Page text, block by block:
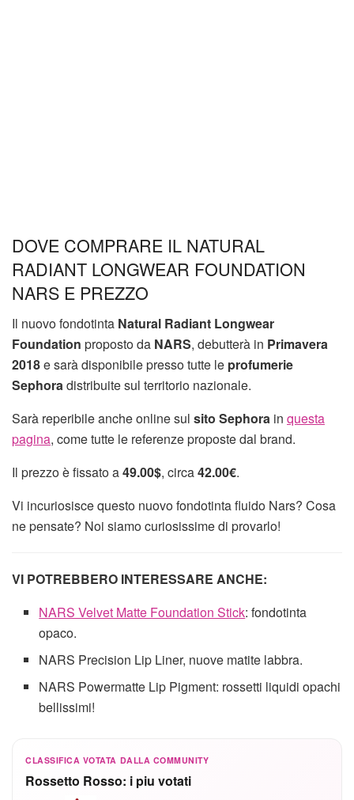
DOVE COMPRARE IL NATURAL
RADIANT LONGWEAR FOUNDATION
NARS E PREZZO
Il nuovo fondotinta Natural Radiant Longwear
Foundation proposto da NARS, debutterà in Primavera
2018e sarà disponibile presso tutte le profumerie
Sephoradistribuite sul territorio nazionale.
Sarà reperibile anche online sul sito Sephora in questa
pagina, come tutte le referenze proposte dal brand.
Il prezzo è fissato a49.00$, circa42.00€.
Vi incuriosisce questo nuovo fondotinta fluido Nars? Cosa
ne pensate? Noi siamo curiosissime di provarlo!
VI POTREBBERO INTERESSARE ANCHE:
NARS Velvet Matte Foundation Stick: fondotinta
opaco.
NARS Precision Lip Liner, nuove matite labbra.
NARS Powermatte Lip Pigment: rossetti liquidi opachi
bellissimi!
CLASSIFICA VOTATA DALLA COMMUNITY
Rossetto Rosso: i piu votati